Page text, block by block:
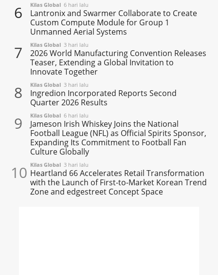
6 Kilas Global 6 hari lalu
Lantronix and Swarmer Collaborate to Create
Custom Compute Module for Group 1
Unmanned Aerial Systems
7 Kilas Global 3 hari lalu
2026 World Manufacturing Convention Releases
Teaser, Extending a Global Invitation to
Innovate Together
8 Kilas Global 3 hari lalu
Ingredion Incorporated Reports Second
Quarter 2026 Results
9 Kilas Global 6 hari lalu
Jameson Irish Whiskey Joins the National
Football League (NFL) as Official Spirits Sponsor,
Expanding Its Commitment to Football Fan
Culture Globally
10 Kilas Global 3 hari lalu
Heartland 66 Accelerates Retail Transformation
with the Launch of First-to-Market Korean Trend
Zone and edgestreet Concept Space